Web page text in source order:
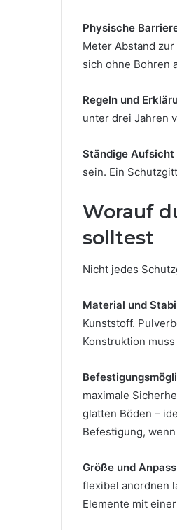
Physische
Meter Abstand
sich ohne Bohren
Regeln und
unter drei Jahren
Ständige Aufsicht
sein. Ein
Worauf
solltest
Nicht jedes
Material und
Kunststoff.
Konstruktion
maximale
glatten Böden –
Befestigung,
Größe und
flexibel anordnen
Elemente mit